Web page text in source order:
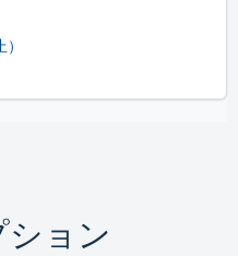
ョン